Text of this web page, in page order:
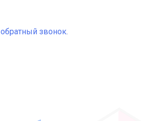
обратный звонок.